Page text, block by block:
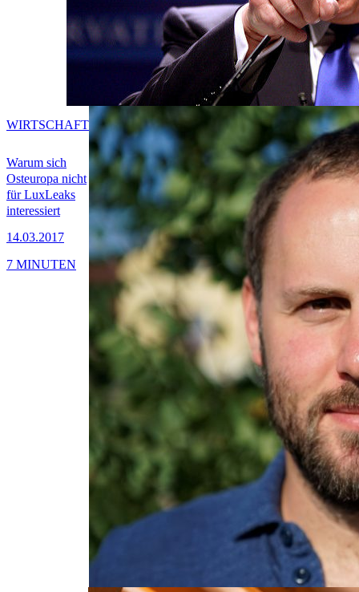
Warum sich
Osteuropa nicht
für LuxLeaks
interessiert
14.03.2017
WIRTSCHAFT
7 MINUTEN